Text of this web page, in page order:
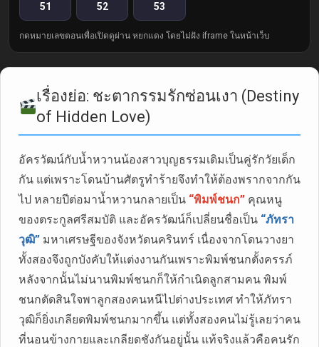
51 52 53
กดหมายเลขตอนเพื่อเปิดดูผ่าน หยกแดง โดยไม่ฝัง iframe ในหน้าเว็บ
เรื่องย่อ: ชะตากรรมรักซ่อนเงา (Destiny
of Hidden Love)
อัครวัฒน์กับน้ำหวานน้องสาวบุญธรรมเดิมเป็นคู่รักวัยเด็ก
กัน แต่เพราะโดนบ้านศัตรูทำร้ายจึงทำให้ต้องพรากจากกัน
ไป หลายปีต่อมาน้ำหวานกลายเป็น “พิมพ์ชนก” คุณหนู
ของตระกูลศรีสมบัติ และอัครวัฒน์ก็เปลี่ยนชื่อเป็น “ภัทรา
วุฒิ” มหาเศรษฐีของจังหวัดนครินทร์ เนื่องจากโดนวางยา
ทั้งสองจึงถูกบังคับให้แต่งงานกันเพราะพิมพ์ชนกตั้งครรภ์
หลังจากนั้นไม่นานพิมพ์ชนกก็ให้กำเนิดลูกสามคน พิมพ์
ชนกตัดสินใจพาลูกสองคนหนีไปต่างประเทศ ทำให้ภัทรา
วุฒิก็ยิ่งเกลียดพิมพ์ชนกมากขึ้น แต่ทั้งสองคนไม่รู้เลยว่าคน
ที่นอนข้างกายและเกลียดชังกันอยู่นั้น แท้จริงแล้วคือคนรัก